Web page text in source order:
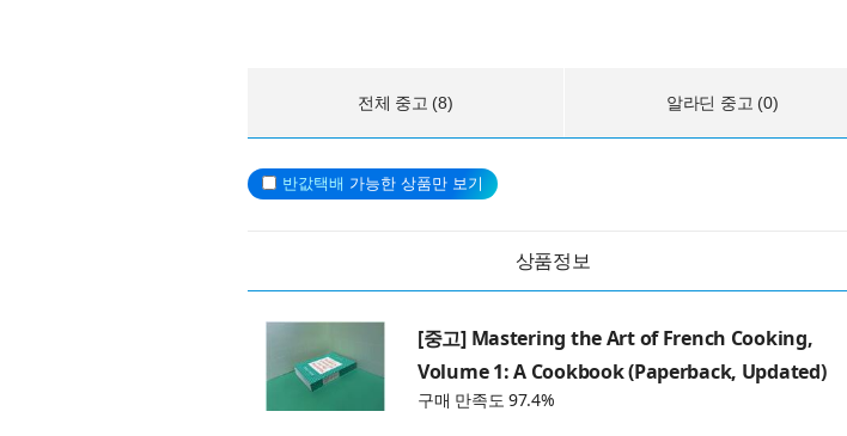
전체 중고 (8) 알라딘 중고 (0)
반값택배 가능한 상품만 보기
상품정보
[중고] Mastering the Art of French Cooking,
Volume 1: A Cookbook (Paperback, Updated)
구매 만족도 97.4%